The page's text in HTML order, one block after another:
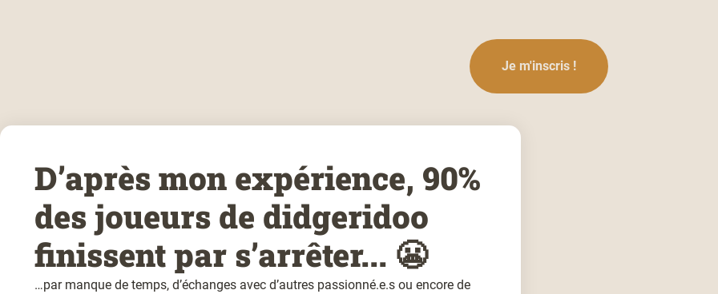
Je m'inscris !
D’après mon expérience, 90%
des joueurs de didgeridoo
finissent par s’arrêter... 😬
…par manque de temps, d’échanges avec d’autres passionné.e.s ou encore de